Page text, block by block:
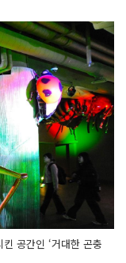
공간인 ‘거대한 곤충